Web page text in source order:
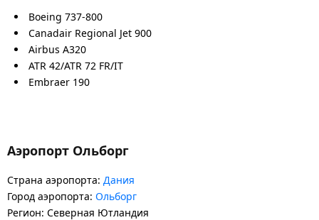
Boeing 737-800
Canadair Regional Jet 900
Airbus A320
ATR 42/ATR 72 FR/IT
Embraer 190
Аэропорт Ольборг
Страна аэропорта: Дания
Город аэропорта: Ольборг
Регион: Северная Ютландия